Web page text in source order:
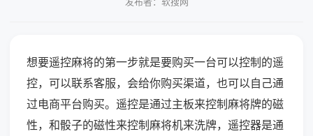
想要遥控麻将的第一步就是要购买一台可以控制的遥
控，可以联系客服，会给你购买渠道，也可以自己通
过电商平台购买。遥控是通过主板来控制麻将牌的磁
性，和骰子的磁性来控制麻将机来洗牌，遥控器是通